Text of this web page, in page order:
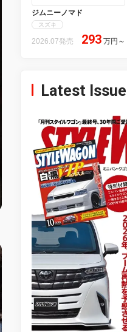
ジムニーノマド
スズキ
2026.07発売 293 万円 ～
Latest Issue